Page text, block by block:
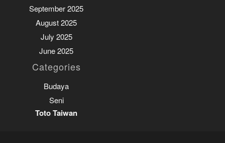
September 2025
August 2025
July 2025
June 2025
Categories
Budaya
Seni
Toto Taiwan